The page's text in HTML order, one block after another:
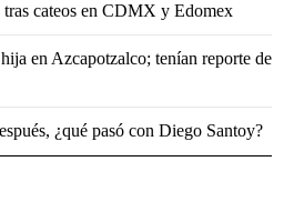
cateos en CDMX y Edomex
en Azcapotzalco; tenían reporte de
¿qué pasó con Diego Santoy?